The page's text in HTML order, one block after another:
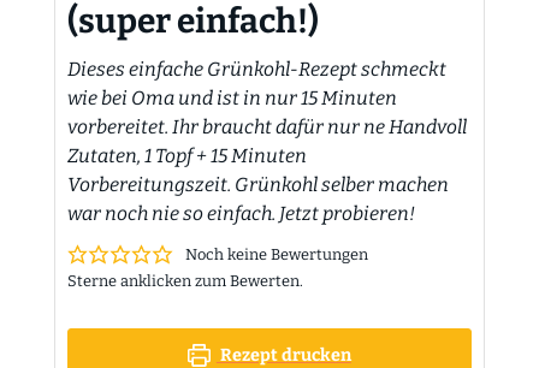
(super einfach!)
Dieses einfache Grünkohl-Rezept schmeckt
wie bei Oma und ist in nur 15 Minuten
vorbereitet. Ihr braucht dafür nur ne Handvoll
Zutaten, 1 Topf + 15 Minuten
Vorbereitungszeit. Grünkohl selber machen
war noch nie so einfach. Jetzt probieren!
Noch keine Bewertungen
Sterne anklicken zum Bewerten.
Rezept drucken